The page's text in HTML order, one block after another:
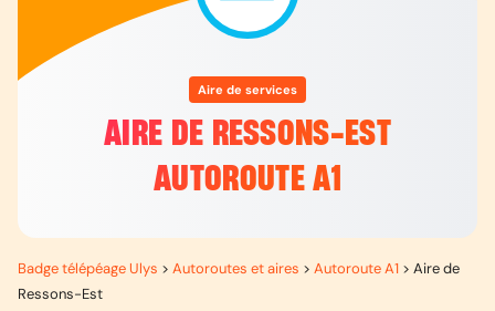
Aire de services
AIRE DE RESSONS-EST
AUTOROUTE A1
Badge télépéage Ulys > Autoroutes et aires > Autoroute A1 > Aire de
Ressons-Est